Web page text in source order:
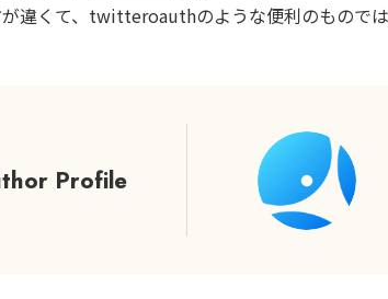
違くて、twitteroauthのような便利のものでは
Profile